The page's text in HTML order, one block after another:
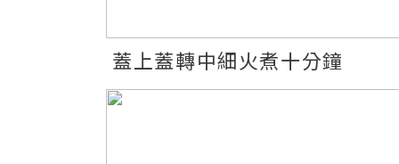
蓋上蓋轉中細火煮十分鐘